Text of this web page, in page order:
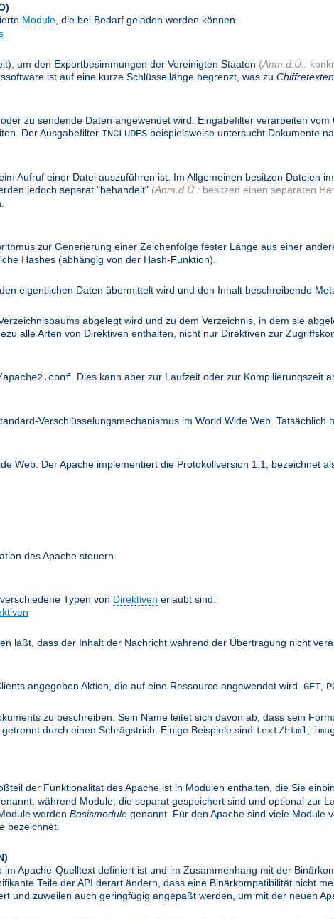
Module , die bei Bedarf geladen werden können.
um den Exportbesimmungen der Vereinigten Staaten (Anm.d.Ü.:
ist auf eine kurze Schlüssellänge begrenzt, was zu Chiffretexten
zu sendende Daten angewendet wird. Eingabefilter verarbeiten
Der Ausgabefilter INCLUDES beispielsweise untersucht Dokumente
Aufruf einer Datei auszuführen ist. Im Allgemeinen besitzen Dateien
jedoch separat "behandelt" (Anm.d.Ü.: besitzen einen separaten
zur Generierung einer Zeichenfolge fester Länge aus einer
Hashes (abhängig von der Hash-Funktion).
eigentlichen Daten übermittelt wird und den Inhalt beschreibende
abgelegt wird und zu dem Verzeichnis, in dem sie
alle Arten von Direktiven enthalten, nicht nur Direktiven zur
. Dies kann aber zur Laufzeit oder zur Kompilierungszeit
Verschlüsselungsmechanismus im World Wide Web. Tatsächlich
Web. Der Apache implementiert die Protokollversion 1.1, bezeichnet
des Apache steuern.
verschiedene Typen von Direktiven erlaubt sind.
läßt, dass der Inhalt der Nachricht während der Übertragung nicht
angegeben Aktion, die auf eine Ressource angewendet wird. GET
zu beschreiben. Sein Name leitet sich davon ab, dass sein
durch einen Schrägstrich. Einige Beispiele sind text/html
der Funktionalität des Apache ist in Modulen enthalten, die Sie
während Module, die separat gespeichert sind und optional zur
werden Basismodule genannt. Für den Apache sind viele Module
bezeichnet.
)
Apache-Quelltext definiert ist und im Zusammenhang mit der
Teile der API derart ändern, dass eine Binärkompatibilität nicht
und zuweilen auch geringfügig angepaßt werden, um mit der neuen